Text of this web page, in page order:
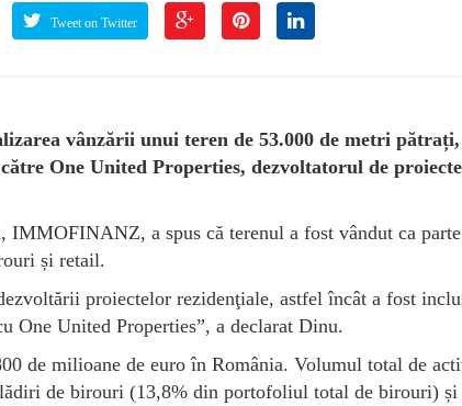
Tweet on Twitter
vânzării unui teren de 53.000 de metri pătrați,
One United Properties, dezvoltatorul de proiecte
IMMOFINANZ, a spus că terenul a fost vândut ca
și retail.
proiectelor rezidenţiale, astfel încât a fost
One United Properties”, a declarat Dinu.
de milioane de euro în România. Volumul total de
de birouri (13,8% din portofoliul total de birouri) și